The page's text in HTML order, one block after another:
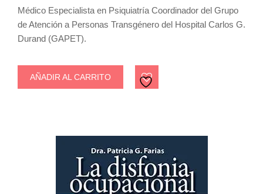
Médico Especialista en Psiquiatría Coordinador del Grupo
de Atención a Personas Transgénero del Hospital Carlos G.
Durand (GAPET).
AÑADIR AL CARRITO